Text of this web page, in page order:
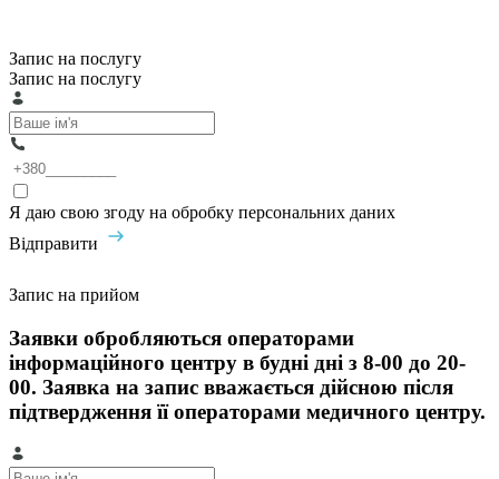
Запис на послугу
Запис на послугу
Я даю свою згоду на обробку персональних даних
Відправити
Запис на прийом
Заявки обробляються операторами
інформаційного центру в будні дні з 8-00 до 20-
00. Заявка на запис вважається дійсною після
підтвердження її операторами медичного центру.